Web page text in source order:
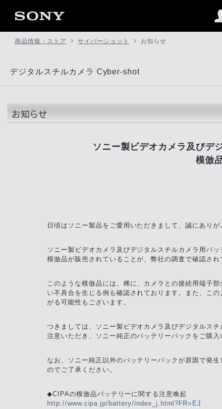
商品情報・ストア サイバーショット お知らせ
デジタルスチルカメラ Cyber-shot
ソニー製ビデオカメラ及びデ
模倣
日頃はソニー製品をご愛用いただきまして、誠にあり
ソニー製ビデオカメラ及びデジタルスチルカメラ用バ
模倣品が販売されていることが、弊社の調査で確認さ
このような模倣品には、稀に、カメラとの接続用端子
い不具合を生じる例も確認されております。また、こ
がる可能性もございます。
つきましては、ソニー製ビデオカメラ及びデジタルス
注意いただき、ソニー純正のバッテリーパックをご購
なお、ソニー純正以外のバッテリーパックが原因で発
のでご了承ください。
◆CIPAの模倣品バッテリーに関する注意喚起
http://www.cipa.jp/battery/index_j.html?FR=EJ